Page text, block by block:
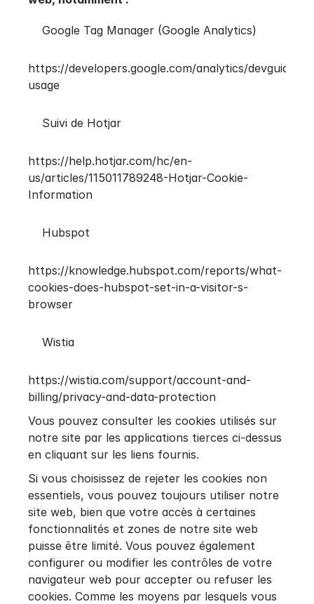
Google Tag Manager (Google Analytics)
https://developers.google.com/analytics/devguides/
usage
Suivi de Hotjar
https://help.hotjar.com/hc/en-
us/articles/115011789248-Hotjar-Cookie-
Information
Hubspot
https://knowledge.hubspot.com/reports/what-
cookies-does-hubspot-set-in-a-visitor-s-
browser
Wistia
https://wistia.com/support/account-and-
billing/privacy-and-data-protection
Vous pouvez consulter les cookies utilisés sur
notre site par les applications tierces ci-dessus
en cliquant sur les liens fournis.
Si vous choisissez de rejeter les cookies non
essentiels, vous pouvez toujours utiliser notre
site web, bien que votre accès à certaines
fonctionnalités et zones de notre site web
puisse être limité. Vous pouvez également
configurer ou modifier les contrôles de votre
navigateur web pour accepter ou refuser les
cookies. Comme les moyens par lesquels vous